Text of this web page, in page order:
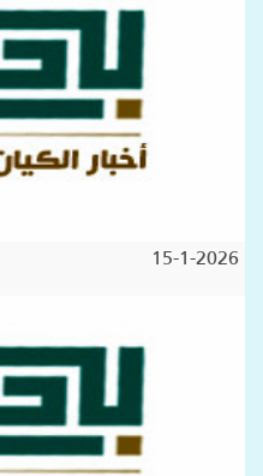
15-1-2026